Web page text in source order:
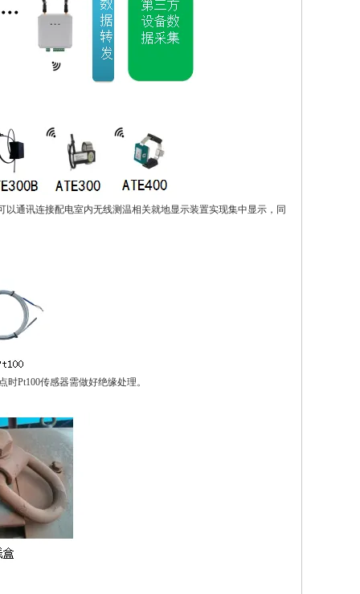
以通讯连接配电室内无线测温相关就地显示装置实现集中显示 ，同
时Pt100传感器需做好绝缘处理。